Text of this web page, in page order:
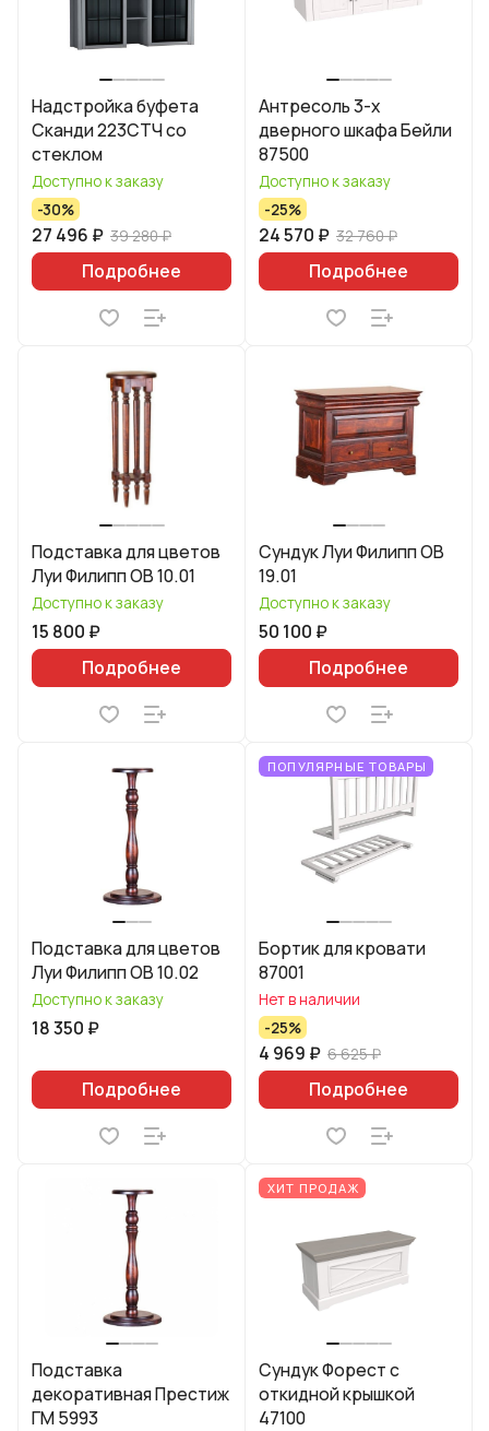
Надстройка буфета
Сканди 223СТЧ со
стеклом
Доступно к заказу
-30%
27 496 ₽ 39 280 ₽
Подробнее
Антресоль 3-х
дверного шкафа Бейли
87500
Доступно к заказу
-25%
24 570 ₽ 32 760 ₽
Подробнее
Подставка для цветов
Луи Филипп ОВ 10.01
Доступно к заказу
15 800 ₽
Подробнее
Сундук Луи Филипп ОВ
19.01
Доступно к заказу
50 100 ₽
Подробнее
Подставка для цветов
Луи Филипп ОВ 10.02
Доступно к заказу
18 350 ₽
Подробнее
ПОПУЛЯРНЫЕ ТОВАРЫ
Бортик для кровати
87001
Нет в наличии
-25%
4 969 ₽ 6 625 ₽
Подробнее
Подставка
декоративная Престиж
ГМ 5993
ХИТ ПРОДАЖ
Сундук Форест с
откидной крышкой
47100